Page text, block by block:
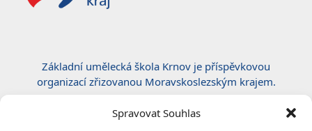
Spravovat Souhlas
Základní umělecká škola Krnov je příspěvkovou
organizací zřizovanou Moravskoslezským krajem.
Certifikace ČSN EN ISO 50001:2019